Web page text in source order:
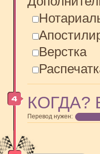
Верстка
КОГДА?
Перевод нужен: